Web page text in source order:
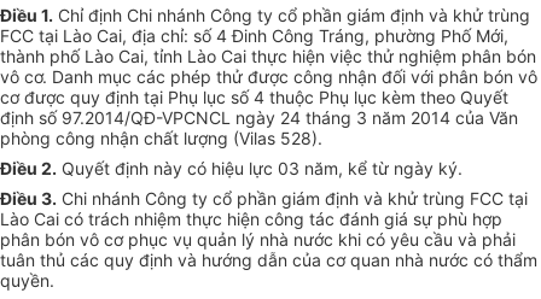
Điều 1. Chỉ định Chi nhánh Công ty cổ phần giám định và khử trùng
FCC tại Lào Cai, địa chỉ: số 4Đinh Công Tráng, phường Phố Mới,
thành phố Lào Cai, tỉnh Lào Cai thực hiện việc thử nghiệm phân bón
vô cơ. Danh mục các phép thử được công nhận đối với phân bón vô
cơ được quy định tại Phụ lục số 4 thuộc Phụ lục kèm theo Quyết
định số 97.2014/QĐ-VPCNCL ngày 24 tháng 3 năm 2014 của Văn
phòng công nhận chất lượng (Vilas 528).
Điều 2. Quyết định này có hiệu lực 03 năm, kể từ ngày ký.
Điều 3. Chi nhánh Công ty cổ phần giám định và khử trùng FCC tại
Lào Cai có trách nhiệm thực hiện công tác đánh giá sự phù hợp
phân bón vô cơ phục vụ quản lý nhà nước khi có yêu cầu và phải
tuân thủ các quy định và hướng dẫn của cơ quan nhà nước có thẩm
quyền.